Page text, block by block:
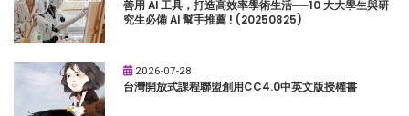
善用 AI 工具，打造高效率學術生活──10 大大學生與研
究生必備 AI 幫手推薦 ! (20250825)
2026-07-28
台灣開放式課程聯盟創用CC4.0中英文版授權書